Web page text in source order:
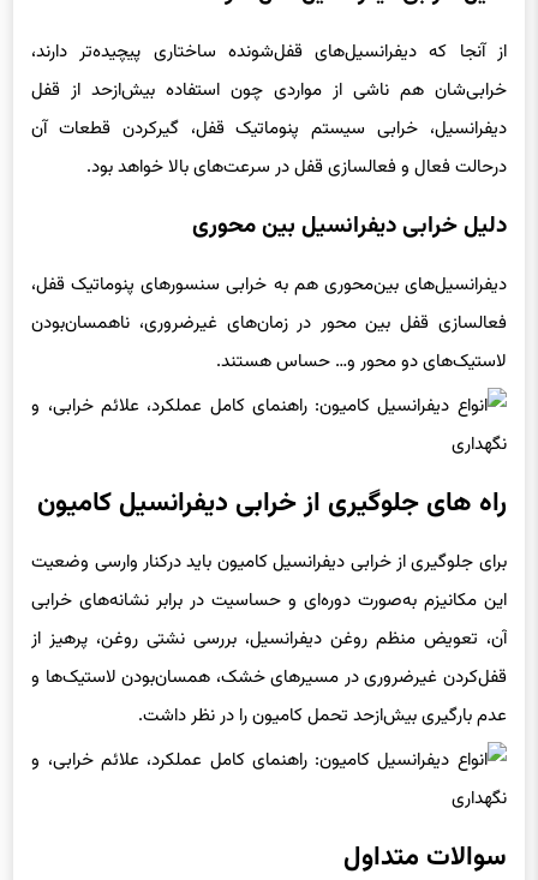
از آنجا که دیفرانسیل‌های قفل‌شونده ساختاری پیچیده‌تر دارند،
خرابی‌شان هم ناشی از مواردی چون استفاده بیش‌ازحد از قفل
دیفرانسیل، خرابی سیستم پنوماتیک قفل، گیرکردن قطعات آن
درحالت فعال و فعالسازی قفل در سرعت‌های بالا خواهد بود.
دلیل خرابی دیفرانسیل بین محوری
دیفرانسیل‌های بین‌محوری هم به خرابی سنسورهای پنوماتیک قفل،
فعالسازی قفل بین محور در زمان‌های غیرضروری، ناهمسان‌بودن
لاستیک‌های دو محور و… حساس هستند.
راه های جلوگیری از خرابی دیفرانسیل کامیون
برای جلوگیری از خرابی دیفرانسیل کامیون باید درکنار وارسی وضعیت
این مکانیزم به‌صورت دوره‌ای و حساسیت در برابر نشانه‌های خرابی
آن، تعویض منظم روغن دیفرانسیل، بررسی نشتی روغن، پرهیز از
قفل‌کردن غیرضروری در مسیرهای خشک، همسان‌بودن لاستیک‌ها و
عدم بارگیری بیش‌ازحد تحمل کامیون را در نظر داشت.
سوالات متداول